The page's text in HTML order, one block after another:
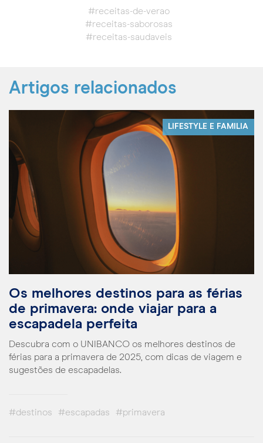
#receitas-de-verao
#receitas-saborosas
#receitas-saudaveis
Artigos relacionados
LIFESTYLE E FAMILIA
Os melhores destinos para as férias
de primavera: onde viajar para a
escapadela perfeita
Descubra com o UNIBANCO os melhores destinos de
férias para a primavera de 2025, com dicas de viagem e
sugestões de escapadelas.
#destinos #escapadas #primavera